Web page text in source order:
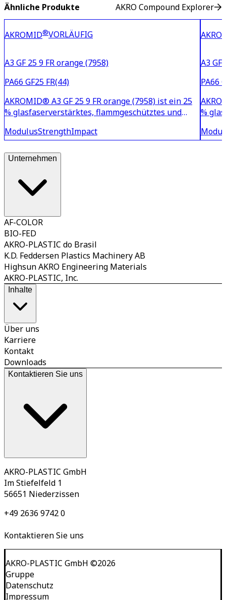
Ähnliche Produkte AKRO Compound Explorer
AKROMID®VORLÄUFIG
A3 GF 25 9 FR orange (7958)
PA66 GF25 FR(44)
AKROMID® A3 GF 25 9 FR orange (7958) ist ein 25
% glasfaserverstärktes, flammgeschütztes und
ähnlich RAL 2003. Das Material basiert auf einem
Halogenen, A
ModulusStrengthImpact
A3 GF
PA66
%
Unternehmen
AF-COLOR
BIO-FED
AKRO-PLASTIC do Brasil
K.D. Feddersen Plastics Machinery AB
Highsun AKRO Engineering Materials
AKRO-PLASTIC, Inc.
Inhalte
Über uns
Karriere
Kontakt
Downloads
Kontaktieren Sie uns
AKRO-PLASTIC GmbH
Im Stiefelfeld 1
56651 Niederzissen
+49 2636 9742 0
Kontaktieren Sie uns
AKRO-PLASTIC GmbH ©2026
Gruppe
Datenschutz
Impressum